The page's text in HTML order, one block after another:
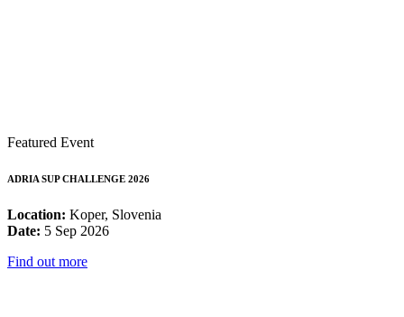
Featured Event
ADRIA SUP CHALLENGE 2026
Location: Koper, Slovenia
Date: 5 Sep 2026
Find out more